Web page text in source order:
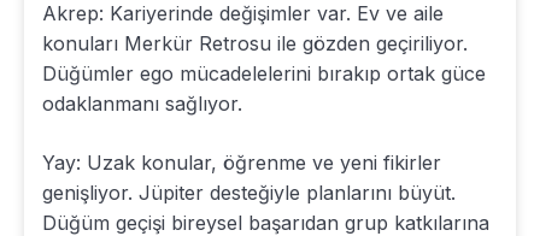
Akrep: Kariyerinde değişimler var. Ev ve aile
konuları Merkür Retrosu ile gözden geçiriliyor.
Düğümler ego mücadelelerini bırakıp ortak güce
odaklanmanı sağlıyor.
Yay: Uzak konular, öğrenme ve yeni fikirler
genişliyor. Jüpiter desteğiyle planlarını büyüt.
Düğüm geçişi bireysel başarıdan grup katkılarına